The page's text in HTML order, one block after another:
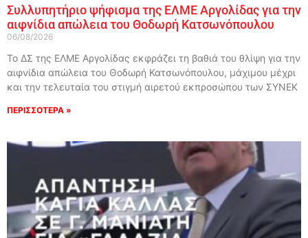
Συλλυπητήριο ψήφισμα της ΕΛΜΕ Αργολίδας για την
αιφνίδια απώλεια του Θοδωρή Κατσωνόπουλου
06/08/2026
Το ΔΣ της ΕΛΜΕ Αργολίδας εκφράζει τη βαθιά του θλίψη για την
αιφνίδια απώλεια του Θοδωρή Κατσωνόπουλου, μάχιμου μέχρι
και την τελευταία του στιγμή αιρετού εκπροσώπου των ΣΥΝΕΚ
ΠΕΡΙΣΣΟΤΕΡΑ »